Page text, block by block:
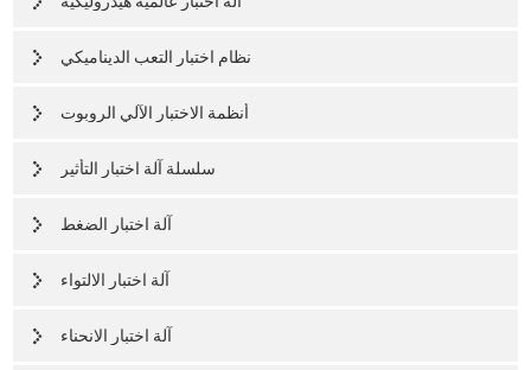
نظام اختبار التعب الديناميكي
أنظمة الاختبار الآلي الروبوت
سلسلة آلة اختبار التأثير
آلة اختبار الضغط
آلة اختبار الالتواء
آلة اختبار الانحناء